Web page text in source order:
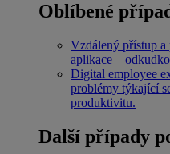
Oblíbené
Vzdálený přístup a
aplikace –
Digital employee
problémy týkající
produktivitu.
Další případy